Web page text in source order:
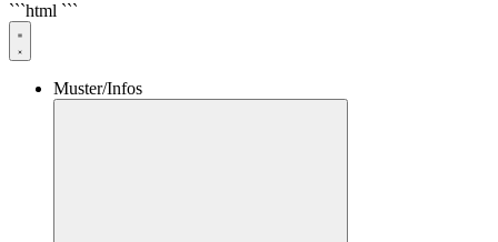
```html ```
Muster/Infos